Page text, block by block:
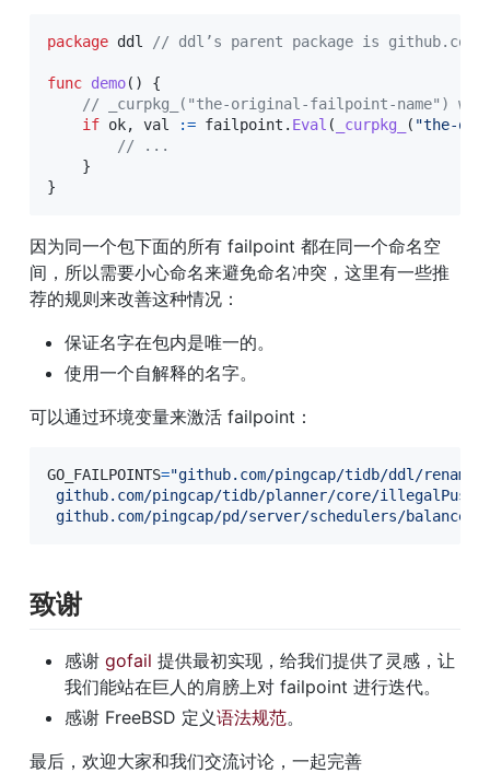
package ddl // ddl’s parent package is github.com/
func demo( )
{
// _curpkg_("the-original-failpoint-name") will
if ok, val := failpoint . Eval ( _curpkg_ ( "the-
// ...
}
}
因为同一个包下面的所有 failpoint 都在同一个命名空
间，所以需要小心命名来避免命名冲突，这里有一些推
荐的规则来改善这种情况：
保证名字在包内是唯一的。
使用一个自解释的名字。
可以通过环境变量来激活 failpoint：
GO_FAILPOINTS="github.com/pingcap/tidb/ddl/
github.com/pingcap/tidb/planner/core/
github.com/pingcap/pd/server/schedulers/
致谢
感谢 gofail 提供最初实现，给我们提供了灵感，让
我们能站在巨人的肩膀上对 failpoint 进行迭代。
感谢 FreeBSD 定义语法规范。
最后，欢迎大家和我们交流讨论，一起完善